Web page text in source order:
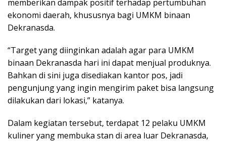
memberikan dampak positif terhadap pertumbuhan
ekonomi daerah, khususnya bagi UMKM binaan
Dekranasda.
“Target yang diinginkan adalah agar para UMKM
binaan Dekranasda hari ini dapat menjual produknya.
Bahkan di sini juga disediakan kantor pos, jadi
pengunjung yang ingin mengirim paket bisa langsung
dilakukan dari lokasi,” katanya.
Dalam kegiatan tersebut, terdapat 12 pelaku UMKM
kuliner yang membuka stan di area luar Dekranasda,